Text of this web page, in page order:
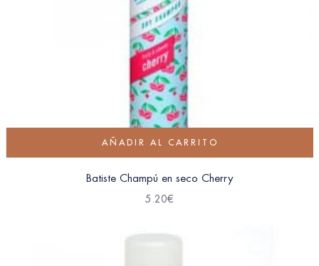
AÑADIR AL CARRITO
Batiste Champú en seco Cherry
5.20€